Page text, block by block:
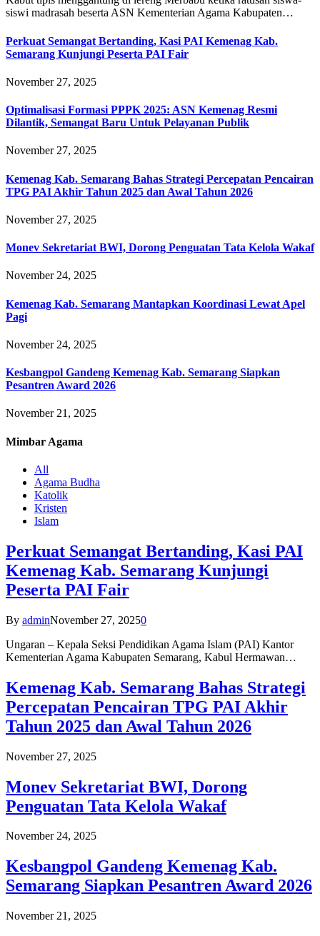
siswi madrasah beserta ASN Kementerian Agama Kabupaten…
Perkuat Semangat Bertanding, Kasi PAI Kemenag Kab.
Semarang Kunjungi Peserta PAI Fair
November 27, 2025
Optimalisasi Formasi PPPK 2025: ASN Kemenag Resmi
Dilantik, Semangat Baru Untuk Pelayanan Publik
November 27, 2025
Kemenag Kab. Semarang Bahas Strategi Percepatan Pencairan
TPG PAI Akhir Tahun 2025 dan Awal Tahun 2026
November 27, 2025
Monev Sekretariat BWI, Dorong Penguatan Tata Kelola Wakaf
November 24, 2025
Kemenag Kab. Semarang Mantapkan Koordinasi Lewat Apel
Pagi
November 24, 2025
Kesbangpol Gandeng Kemenag Kab. Semarang Siapkan
Pesantren Award 2026
November 21, 2025
Mimbar Agama
All
Agama Budha
Katolik
Kristen
Islam
Perkuat Semangat Bertanding, Kasi PAI
Kemenag Kab. Semarang Kunjungi
Peserta PAI Fair
By adminNovember 27, 20250
Ungaran – Kepala Seksi Pendidikan Agama Islam (PAI) Kantor
Kementerian Agama Kabupaten Semarang, Kabul Hermawan…
Kemenag Kab. Semarang Bahas Strategi
Percepatan Pencairan TPG PAI Akhir
Tahun 2025 dan Awal Tahun 2026
November 27, 2025
Monev Sekretariat BWI, Dorong
Penguatan Tata Kelola Wakaf
November 24, 2025
Kesbangpol Gandeng Kemenag Kab.
Semarang Siapkan Pesantren Award 2026
November 21, 2025